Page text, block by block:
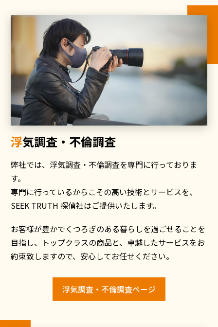
浮気調査・不倫調査
弊社では、浮気調査・不倫調査を専門に行っておりま
す。
専門に行っているからこその高い技術とサービスを、
SEEK TRUTH 探偵社はご提供いたします。
お客様が豊かでくつろぎのある暮らしを過ごせることを
目指し、トップクラスの商品と、卓越したサービスをお
約束致しますので、安心してお任せください。
浮気調査・不倫調査ページ